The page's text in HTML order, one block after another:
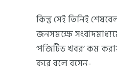
কিন্তু সেই তিনিই
জনসমক্ষে
‘পজিটিভ খবর’ কম
করে বলে বসেন-